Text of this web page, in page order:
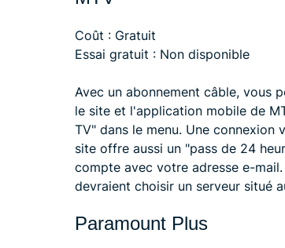
Coût : Gratuit
Essai gratuit : Non disponible
Avec un abonnement câble, vous
le site et l'application mobile de
TV" dans le menu. Une connexion
site offre aussi un "pass de 24
compte avec votre adresse e-
devraient choisir un serveur situé
Paramount Plus